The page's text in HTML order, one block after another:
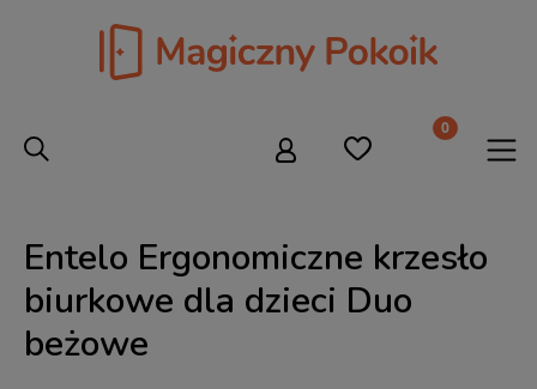
Entelo Ergonomiczne krzesło
biurkowe dla dzieci Duo
beżowe